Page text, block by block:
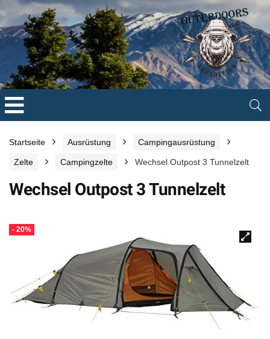
Startseite Ausrüstung Campingausrüstung
Zelte Campingzelte Wechsel Outpost 3 Tunnelzelt
Wechsel Outpost 3 Tunnelzelt
- 20%